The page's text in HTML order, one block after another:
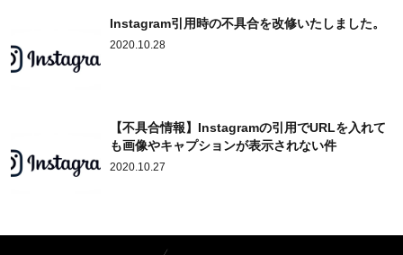
Instagram引用時の不具合を改修いたしました。
2020.10.28
【不具合情報】Instagramの引用でURLを入れて
も画像やキャプションが表示されない件
2020.10.27